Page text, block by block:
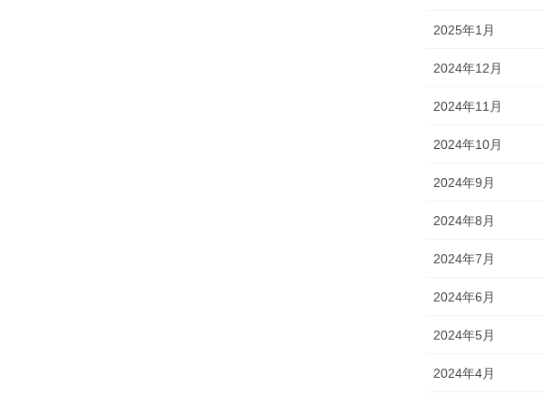
2025年1月
2024年12月
2024年11月
2024年10月
2024年9月
2024年8月
2024年7月
2024年6月
2024年5月
2024年4月